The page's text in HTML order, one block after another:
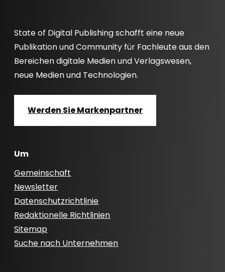
State of Digital Publishing schafft eine neue
Publikation und Community für Fachleute aus den
Bereichen digitale Medien und Verlagswesen,
neue Medien und Technologien.
Werden Sie Markenpartner
Um
Gemeinschaft
Newsletter
Datenschutzrichtlinie
Redaktionelle Richtlinien
Sitemap
Suche nach Unternehmen